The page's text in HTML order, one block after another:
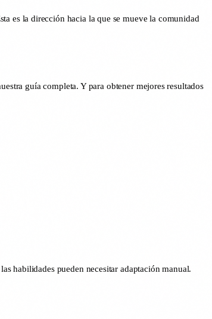
es la dirección hacia la que se mueve la comunidad
guía completa. Y para obtener mejores resultados
habilidades pueden necesitar adaptación manual.